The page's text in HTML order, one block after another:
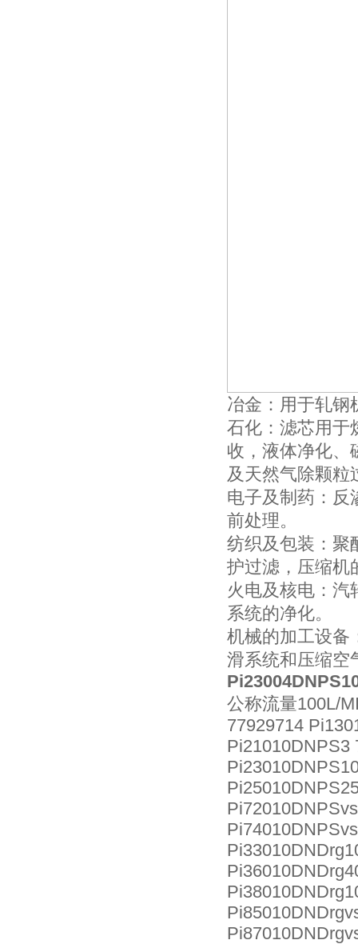
冶金：用于轧钢
石化：滤芯用于
收，液体净化、
及天然气除颗粒
电子及制药：反
前处理。
纺织及包装：聚
护过滤，压缩机
火电及核电：汽
系统的净化。
机械的加工设备
滑系统和压缩空
公称流量100L/
77929714
Pi21010DNPS3